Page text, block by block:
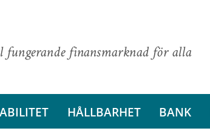
fungerande finansmarknad för alla
HÅLLBARHET BANK